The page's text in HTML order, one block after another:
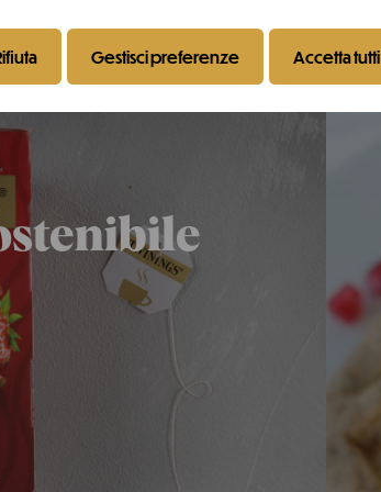
Gestisci preferenze Accetta tutti